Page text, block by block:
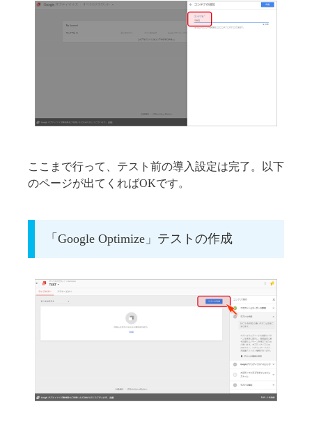
ここまで行って、テスト前の導入設定は完了。以下
のページが出てくればOKです。
「Google Optimize」テストの作成